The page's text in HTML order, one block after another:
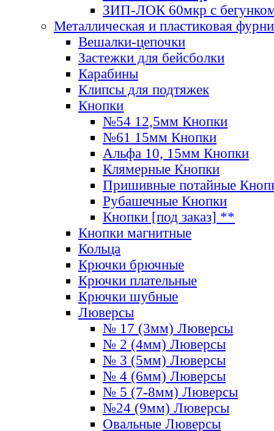
ЗИП-ЛОК 60мкр с
Металлическая и пластиковая
Вешалки-цепочки
Застежки для бейсболки
Карабины
Клипсы для подтяжек
Кнопки
№54 12,5мм Кнопки
№61 15мм Кнопки
Альфа 10, 15мм Кнопки
Клямерные Кнопки
Пришивные потайные
Рубашечные Кнопки
Кнопки [под заказ] **
Кнопки магнитные
Кольца
Крючки брючные
Крючки плательные
Крючки шубные
Люверсы
№ 17 (3мм) Люверсы
№ 2 (4мм) Люверсы
№ 3 (5мм) Люверсы
№ 4 (6мм) Люверсы
№ 5 (7-8мм) Люверсы
№24 (9мм) Люверсы
Овальные Люверсы